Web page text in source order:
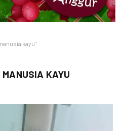
kayu"
KAYU